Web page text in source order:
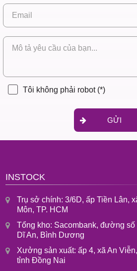
GỬI
Tôi không phải robot (*)
INSTOCK
Trụ sở chính: 3/6D, ấp Tiền Lân,
Môn, TP. HCM
Tổng kho: Sacombank, đường
Dĩ An, Bình Dương
Xưởng sản xuất: ấp 4, xã An
tỉnh Đồng Nai